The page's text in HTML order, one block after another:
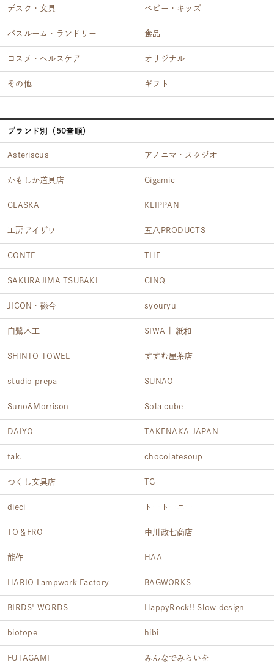
デスク・文具 ベビー・キッズ
バスルーム・ランドリー 食品
コスメ・ヘルスケア オリジナル
その他 ギフト
ブランド別（50音順）
Asteriscus アノニマ・スタジオ
かもしか道具店 Gigamic
CLASKA KLIPPAN
工房アイザワ 五八PRODUCTS
CONTE THE
SAKURAJIMA TSUBAKI CINQ
JICON・磁今 syouryu
白鷺木工 SIWA | 紙和
SHINTO TOWEL すすむ屋茶店
studio prepa SUNAO
Suno&Morrison Sola cube
DAIYO TAKENAKA JAPAN
tak. chocolatesoup
つくし文具店 TG
dieci トートーニー
TO＆FRO 中川政七商店
能作 HAA
HARIO Lampwork Factory BAGWORKS
BIRDS' WORDS HappyRock!! Slow design
biotope hibi
FUTAGAMI みんなでみらいを